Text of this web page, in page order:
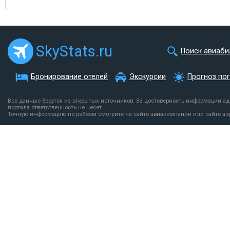
SkyStats.ru Поиск
Бронирование отелей Экскурсии Прогноз
Все данные берутся из открытых источников. За достоверность информации
портала ответственность не несет.
Точную информацию по рейсам смотрите на сайте авиакомпании или сайте